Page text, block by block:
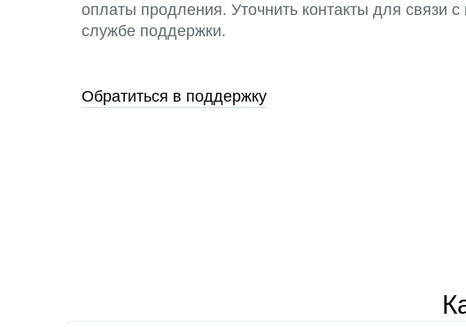
оплаты продления. Уточнить контакты для связи
службе поддержки.
Обратиться в поддержку